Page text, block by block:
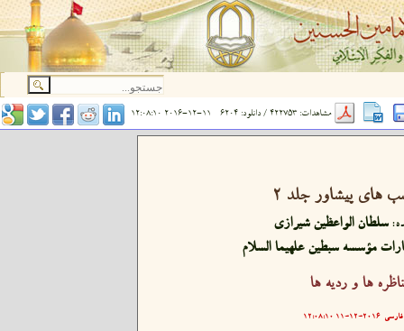
مشاهدات: 422753 / دانلود: 6204 2016-12-11 12:08:10
های پیشاور جلد ۲
سلطان الواعظین شیرازی
مؤسسه سبطین علهیما السلام
ها و رديه ها
فارسی ۲۰۱۶-۱۲-۱۱ ۱۲:۰۸:۱۰